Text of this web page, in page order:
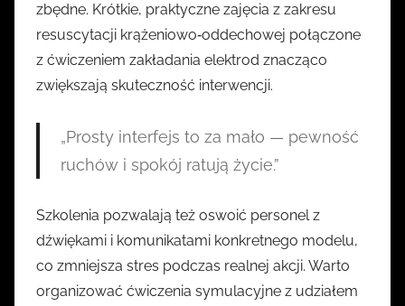
zbędne. Krótkie, praktyczne zajęcia z zakresu
resuscytacji krążeniowo‑oddechowej połączone
z ćwiczeniem zakładania elektrod znacząco
zwiększają skuteczność interwencji.
„Prosty interfejs to za mało — pewność
ruchów i spokój ratują życie.”
Szkolenia pozwalają też oswoić personel z
dźwiękami i komunikatami konkretnego modelu,
co zmniejsza stres podczas realnej akcji. Warto
organizować ćwiczenia symulacyjne z udziałem